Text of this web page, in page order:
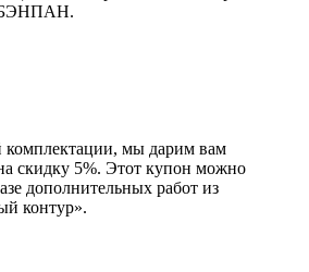
БЭНПАН.
комплектации, мы дарим вам
скидку 5%. Этот купон можно
дополнительных работ из
контур».